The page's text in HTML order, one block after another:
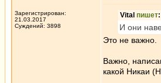
Зарегистрирован:
21.03.2017
Суждений: 3898
Vital пишет:
И они
Это не важно.
Важно,
какой Никаи